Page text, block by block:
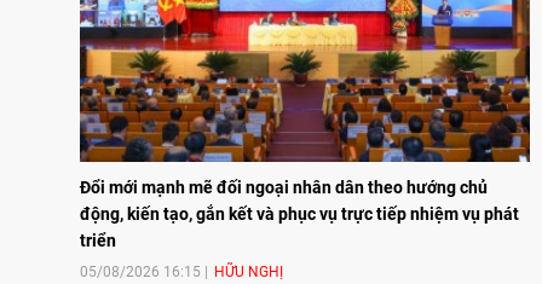
Đổi mới mạnh mẽ đối ngoại nhân dân theo hướng chủ
động, kiến tạo, gắn kết và phục vụ trực tiếp nhiệm vụ phát
triển
05/08/2026 16:15 HỮU NGHỊ